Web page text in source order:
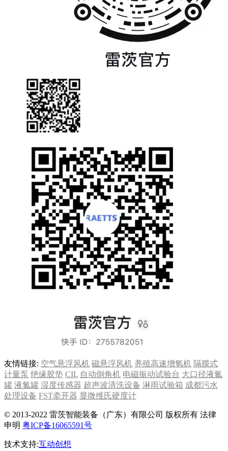
友情链接: 空气悬浮风机 磁悬浮风机 养殖高速增氧机 隔膜式
计量泵 绝缘胶垫 CIL 自动倒角机 电磁振动试验台 大口径液氮
罐 液氮罐 湿度传感器 超声波清洗设备 淋雨试验箱 成都污水
处理设备 FST牵开器 显微维氏硬度计
© 2013-2022 雷茨智能装备（广东）有限公司 版权所有 法律
申明 粤ICP备16065591号
技术支持:互动创想